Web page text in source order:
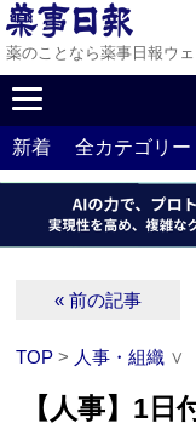
薬のことなら薬事日報ウ
新着 全カテゴリー
« 前の記事
TOP > 人事・組織 ∨
【人事】1